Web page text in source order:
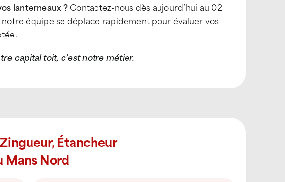
lanterneaux ?Contactez-nous dès aujourd’hui au 02
notre équipe se déplace rapidement pour évaluer vos
capital toit, c’est notre métier.
Étancheur
Mans Nord